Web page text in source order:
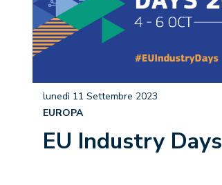
EU Industry Days
lunedì 11 Settembre 2023
EUROPA